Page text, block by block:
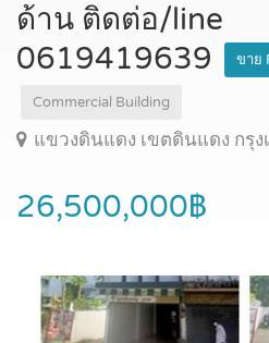
ด้าน ติดต่อ/line
0619419639
ขาย
Commercial Building
แขวงดินแดง เขตดินแดง กรุ
26,500,000฿